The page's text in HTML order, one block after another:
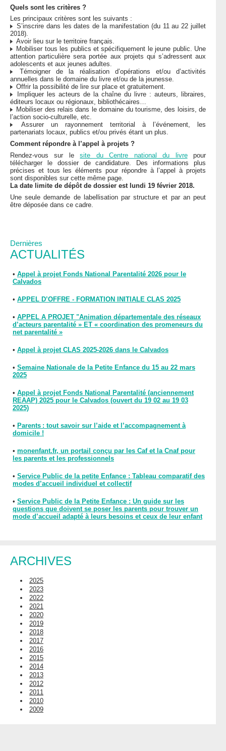
Dernières
ACTUALITÉS
• Appel à projet Fonds National Parentalité 2026 pour le
Calvados
• APPEL D’OFFRE - FORMATION INITIALE CLAS 2025
• APPEL A PROJET "Animation départementale des réseaux
d’acteurs parentalité » ET « coordination des promeneurs du
net parentalité »
• Appel à projet CLAS 2025-2026 dans le Calvados
• Semaine Nationale de la Petite Enfance du 15 au 22 mars
2025
• Appel à projet Fonds National Parentalité (anciennement
REAAP) 2025 pour le Calvados (ouvert du 19 02 au 19 03
2025)
• Parents : tout savoir sur l’aide et l’accompagnement à
domicile !
• monenfant.fr, un portail conçu par les Caf et la Cnaf pour
les parents et les professionnels
• Service Public de la petite Enfance : Tableau comparatif des
modes d’accueil individuel et collectif
• Service Public de la Petite Enfance : Un guide sur les
questions que doivent se poser les parents pour trouver un
mode d’accueil adapté à leurs besoins et ceux de leur enfant
ARCHIVES
2025
2023
2022
2021
2020
2019
2018
2017
2016
2015
2014
2013
2012
2011
2010
2009
Quels sont les critères ?
Les principaux critères sont les suivants :
S’inscrire dans les dates de la manifestation (du 11 au 22 juillet
2018).
Avoir lieu sur le territoire français.
Mobiliser tous les publics et spécifiquement le jeune public. Une
attention particulière sera portée aux projets qui s’adressent aux
adolescents et aux jeunes adultes.
Témoigner de la réalisation d’opérations et/ou d’activités
annuelles dans le domaine du livre et/ou de la jeunesse.
Offrir la possibilité de lire sur place et gratuitement.
Impliquer les acteurs de la chaîne du livre : auteurs, libraires,
éditeurs locaux ou régionaux, bibliothécaires…
Mobiliser des relais dans le domaine du tourisme, des loisirs, de
l’action socio-culturelle, etc.
Assurer un rayonnement territorial à l’événement, les
partenariats locaux, publics et/ou privés étant un plus.
Comment répondre à l’appel à projets ?
Rendez-vous sur lesite du Centre national du livrepour
télécharger le dossier de candidature. Des informations plus
précises et tous les éléments pour répondre à l’appel à projets
sont disponibles sur cette même page.
La date limite de dépôt de dossier est lundi 19 février 2018.
Une seule demande de labellisation par structure et par an peut
être déposée dans ce cadre.